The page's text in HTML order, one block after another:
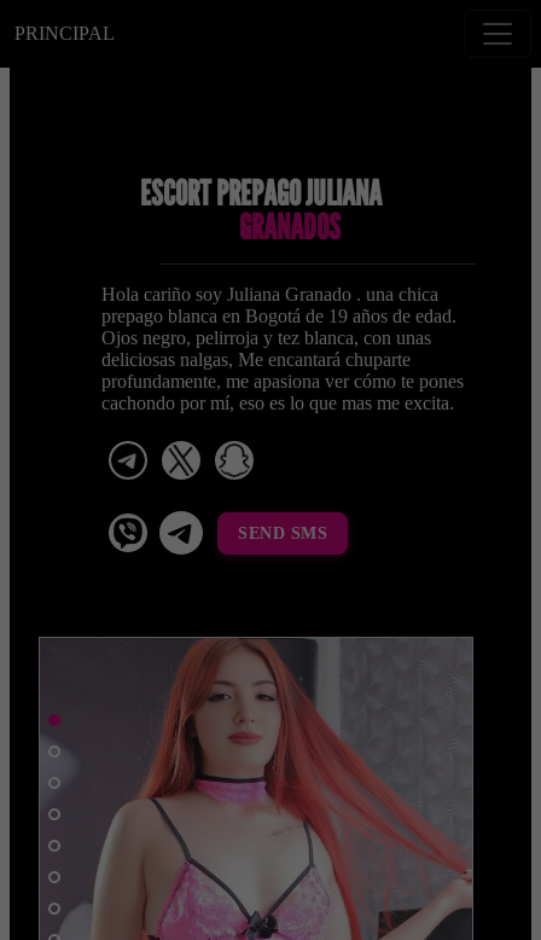
PRINCIPAL
ESCORT PREPAGO JULIANA
GRANADOS
Hola cariño soy Juliana Granado . una chica
prepago blanca en Bogotá de 19 años de edad.
Ojos negro, pelirroja y tez blanca, con unas
deliciosas nalgas, Me encantará chuparte
profundamente, me apasiona ver cómo te pones
cachondo por mí, eso es lo que mas me excita.
telegram
viber Telegram La Celestina
SEND SMS